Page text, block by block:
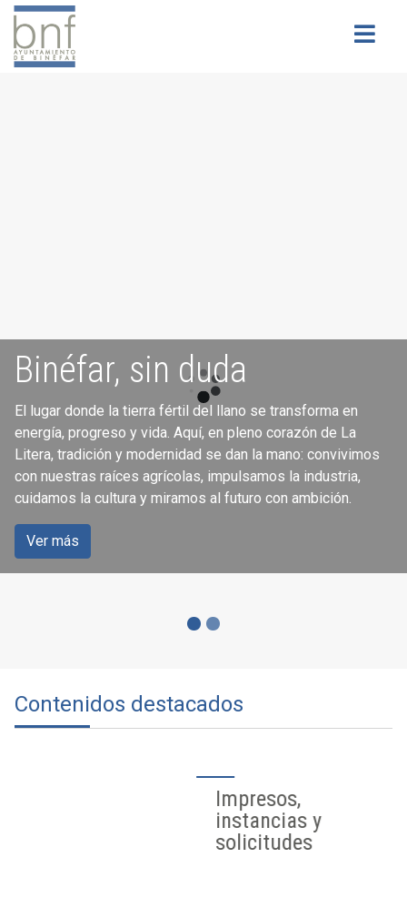
Binéfar, sin duda
El lugar donde la tierra fértil del llano se transforma en
energía, progreso y vida. Aquí, en pleno corazón de La
Litera, tradición y modernidad se dan la mano: convivimos
con nuestras raíces agrícolas, impulsamos la industria,
cuidamos la cultura y miramos al futuro con ambición.
Ver más
Servicios para la
ciudadanía
Accede a los servicios que se ofrecen a través de la
página web del Ayuntamiento de Binéfar.
Ver más
Contenidos destacados
Impresos,
instancias y
solicitudes